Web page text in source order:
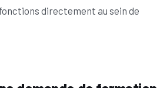
directement au sein de